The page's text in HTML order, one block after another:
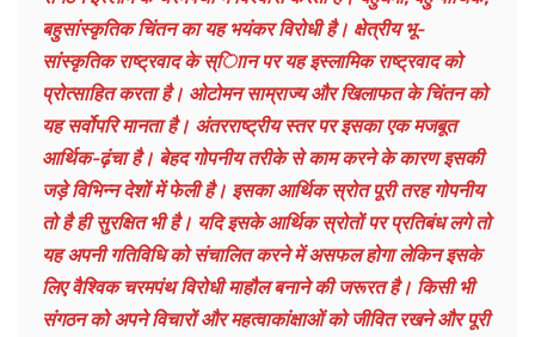
बहुसांस्कृतिक चिंतन का यह भयंकर विरोधी है। क्षेत्रीय भू-
सांस्कृतिक राष्ट्रवाद के स्ािान पर यह इस्लामिक राष्ट्रवाद को
प्रोत्साहित करता है। ओटोमन साम्राज्य और खिलाफत के चिंतन को
यह सर्वोपरि मानता है। अंतरराष्ट्रीय स्तर पर इसका एक मजबूत
आर्थिक-ढ़ंचा है। बेहद गोपनीय तरीके से काम करने के कारण इसकी
जड़े विभिन्न देशों में फेली है। इसका आर्थिक स्रोत पूरी तरह गोपनीय
तो है ही सुरक्षित भी है। यदि इसके आर्थिक स्रोतों पर प्रतिबंध लगे तो
यह अपनी गतिविधि को संचालित करने में असफल होगा लेकिन इसके
लिए वैश्विक चरमपंथ विरोधी माहौल बनाने की जरूरत है। किसी भी
संगठन को अपने विचारों और महत्वाकांक्षाओं को जीवित रखने और पूरी